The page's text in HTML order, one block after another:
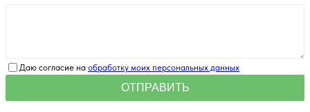
Даю согласие на обработку моих персональных данных